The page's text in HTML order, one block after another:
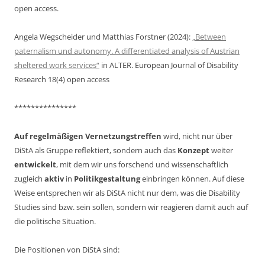
open access.
Angela Wegscheider und Matthias Forstner (2024): „Between
paternalism und autonomy. A differentiated analysis of Austrian
sheltered work services“ in ALTER. European Journal of Disability
Research 18(4) open access
***************
Auf regelmäßigen Vernetzungstreffen wird, nicht nur über
DiStA als Gruppe reflektiert, sondern auch das Konzeptweiter
entwickelt, mit dem wir uns forschend und wissenschaftlich
zugleich aktivin Politikgestaltungeinbringen können. Auf diese
Weise entsprechen wir als DiStA nicht nur dem, was die Disability
Studies sind bzw. sein sollen, sondern wir reagieren damit auch auf
die politische Situation.
Die Positionen von DiStA sind: